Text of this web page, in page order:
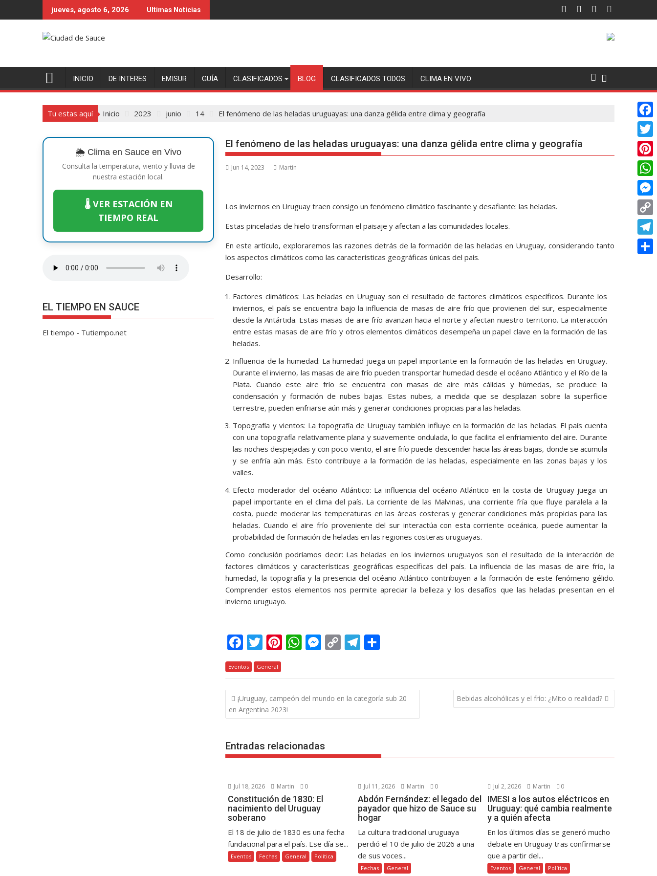
al
jueves, agosto 6, 2026 Ultimas Noticias
INICIO DE INTERES EMISUR GUÍA CLASIFICADOS BLOG CLASIFICADOS TODOS CLIMA EN VIVO
Tu estas aquí Inicio 2023 junio 14 El fenómeno de las heladas uruguayas: una danza gélida entre clima y geografía
El fenómeno de las heladas uruguayas: una danza gélida entre clima y geografía
Jun 14, 2023 Martin
Los inviernos en Uruguay traen consigo un fenómeno climático fascinante y desafiante: las heladas.
Estas pinceladas de hielo transforman el paisaje y afectan a las comunidades locales.
En este artículo, exploraremos las razones detrás de la formación de las heladas en Uruguay, considerando tanto
los aspectos climáticos como las características geográficas únicas del país.
Desarrollo:
Factores climáticos: Las heladas en Uruguay son el resultado de factores climáticos específicos. Durante los
inviernos, el país se encuentra bajo la influencia de masas de aire frío que provienen del sur, especialmente
desde la Antártida. Estas masas de aire frío avanzan hacia el norte y afectan nuestro territorio. La interacción
entre estas masas de aire frío y otros elementos climáticos desempeña un papel clave en la formación de las
heladas.
Influencia de la humedad: La humedad juega un papel importante en la formación de las heladas en Uruguay.
Durante el invierno, las masas de aire frío pueden transportar humedad desde el océano Atlántico y el Río de la
Plata. Cuando este aire frío se encuentra con masas de aire más cálidas y húmedas, se produce la
condensación y formación de nubes bajas. Estas nubes, a medida que se desplazan sobre la superficie
terrestre, pueden enfriarse aún más y generar condiciones propicias para las heladas.
Topografía y vientos: La topografía de Uruguay también influye en la formación de las heladas. El país cuenta
con una topografía relativamente plana y suavemente ondulada, lo que facilita el enfriamiento del aire. Durante
las noches despejadas y con poco viento, el aire frío puede descender hacia las áreas bajas, donde se acumula
y se enfría aún más. Esto contribuye a la formación de las heladas, especialmente en las zonas bajas y los
valles.
Efecto moderador del océano Atlántico: La influencia del océano Atlántico en la costa de Uruguay juega un
papel importante en el clima del país. La corriente de las Malvinas, una corriente fría que fluye paralela a la
costa, puede moderar las temperaturas en las áreas costeras y generar condiciones más propicias para las
heladas. Cuando el aire frío proveniente del sur interactúa con esta corriente oceánica, puede aumentar la
probabilidad de formación de heladas en las regiones costeras uruguayas.
Como conclusión podríamos decir: Las heladas en los inviernos uruguayos son el resultado de la interacción de
factores climáticos y características geográficas específicas del país. La influencia de las masas de aire frío, la
humedad, la topografía y la presencia del océano Atlántico contribuyen a la formación de este fenómeno gélido.
Comprender estos elementos nos permite apreciar la belleza y los desafíos que las heladas presentan en el
invierno uruguayo.
F
ac
e
b
o
o
T
w
itt
er
Pi
er
e
st
W
at
s
A
p
M
ss
e
n
g
C
p
y
Li
n
T
e
gr
a
m
m
p
ar
ti
Eventos General
Navegación
de
entradas
¡Uruguay, campeón del mundo en la categoría sub 20
en Argentina 2023!
Bebidas alcohólicas y el frío: ¿Mito o realidad?
Entradas relacionadas
Jul 18, 2026 Martin 0
Constitución de 1830: El
nacimiento del Uruguay
soberano
El 18 de julio de 1830 es una fecha
fundacional para el país. Ese día se...
Eventos Fechas General Política
Jul 11, 2026 Martin 0
Abdón Fernández: el legado del
payador que hizo de Sauce su
hogar
La cultura tradicional uruguaya
perdió el 10 de julio de 2026 a una
de sus voces...
Fechas General
Jul 2, 2026 Martin 0
IMESI a los autos eléctricos en
Uruguay: qué cambia realmente
y a quién afecta
En los últimos días se generó mucho
debate en Uruguay tras confirmarse
que a partir del...
Eventos General Política
🌦️ Clima en Sauce en Vivo
Consulta la temperatura, viento y lluvia de
nuestra estación local.
🌡️ VER ESTACIÓN EN
TIEMPO REAL
EL TIEMPO EN SAUCE
El tiempo - Tutiempo.net
F
a
c
e
b
o
o
k
T
w
i
t
t
e
r
P
i
n
t
e
r
W
h
a
t
s
M
e
s
s
C
o
p
T